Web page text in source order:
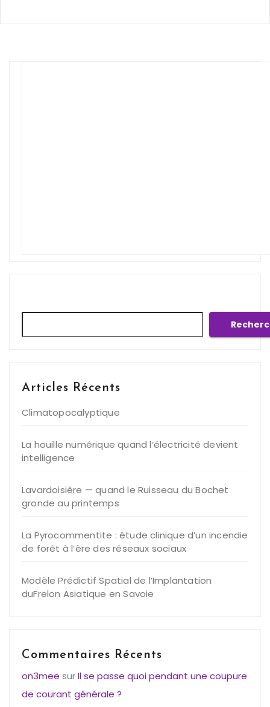
Articles Récents
Climatopocalyptique
La houille numérique quand l’électricité devient
intelligence
Lavardoisière — quand le Ruisseau du Bochet
gronde au printemps
La Pyrocommentite : étude clinique d’un incendie
de forêt à l’ère des réseaux sociaux
Modèle Prédictif Spatial de l’Implantation
duFrelon Asiatique en Savoie
Commentaires Récents
on3mee surIl se passe quoi pendant une coupure
de courant générale ?